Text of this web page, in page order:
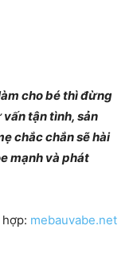
cho bé thì đừng
tận tình, sản
chắc chắn sẽ hài
mạnh và phát
mebauvabe.net